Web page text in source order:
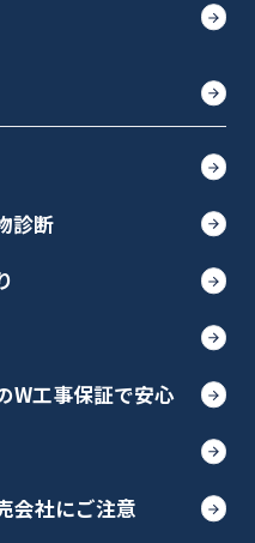
診断
W工事保証で安心
会社にご注意